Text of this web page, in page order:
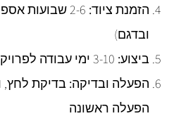
הזמנת ציוד:
2-6 שבועות
ובדגם)
ביצוע:
הפעלה ובדיקה: בדיקת לחץ,
הפעלה ראשונה